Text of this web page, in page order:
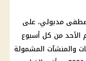
مدبولي، على
الأحد من كل أسبوع
بالجهات والمنشآت المشمولة